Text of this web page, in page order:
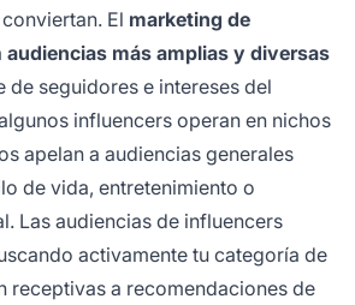
El marketing de
audiencias más amplias y diversas
de seguidores e intereses del
influencers operan en nichos
apelan a audiencias generales
de vida, entretenimiento o
Las audiencias de influencers
activamente tu categoría de
receptivas a recomendaciones de